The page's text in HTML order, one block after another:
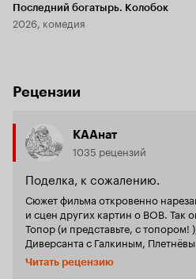
Последний богатырь. Колобок
2026, комедия
Рецензии
КААнат
1035 рецензий
Поделка, к сожалению.
Сюжет фильма откровенно
и сцен других картин о ВОВ. Так определяется:
Топор (и представьте, с топором!
Диверсанта с Галкиным,
Бардуковым, Битва за Севастополь
элементами Сталинграда, того,
Читать рецензию